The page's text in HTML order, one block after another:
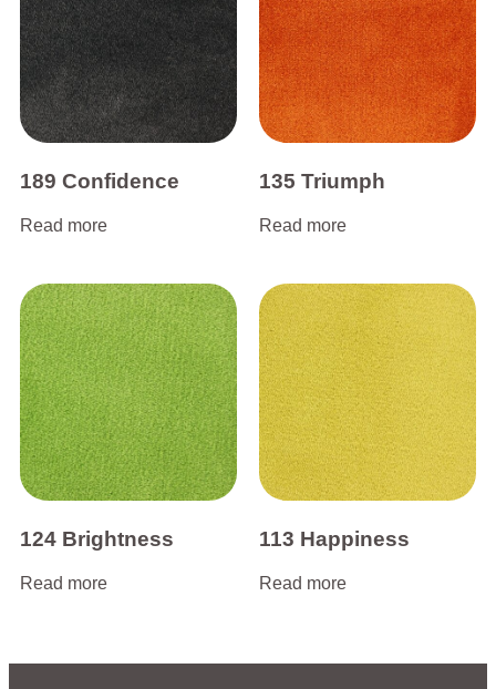
189 Confidence
Read more
135 Triumph
Read more
124 Brightness
Read more
113 Happiness
Read more